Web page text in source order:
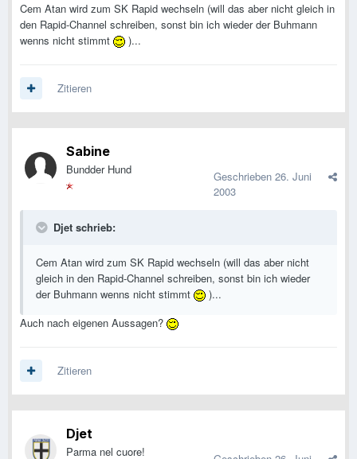
Cem Atan wird zum SK Rapid wechseln (will das aber nicht gleich in
den Rapid-Channel schreiben, sonst bin ich wieder der Buhmann
wenns nicht stimmt
)...
Zitieren
Sabine
Bundder Hund Geschrieben 26. Juni
2003
Djet schrieb:
Cem Atan wird zum SK Rapid wechseln (will das aber nicht
gleich in den Rapid-Channel schreiben, sonst bin ich wieder
der Buhmann wenns nicht stimmt
)...
Auch nach eigenen Aussagen?
Zitieren
Djet
Parma nel cuore!